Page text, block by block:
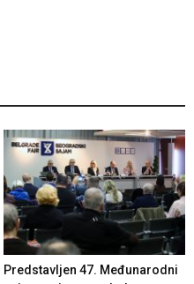
Predstavljen 47. Međunarodni